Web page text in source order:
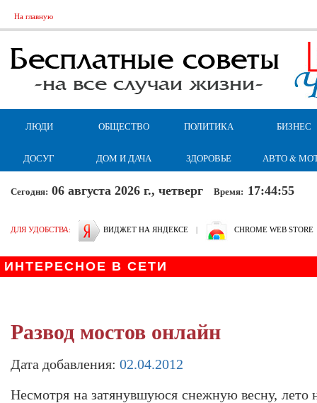
На главную
ЛЮДИ ОБЩЕСТВО ПОЛИТИКА БИЗНЕС
ДОСУГ ДОМ И ДАЧА ЗДОРОВЬЕ АВТО &
Сегодня: 06 августа 2026 г., четверг Время: 17:44:56
ДЛЯ УДОБСТВА: ВИДЖЕТ НА ЯНДЕКСЕ | CHROME WEB STORE
ИНТЕРЕСНОЕ В СЕТИ
Развод мостов онлайн
Дата добавления: 02.04.2012
Несмотря на затянувшуюся снежную весну, лето